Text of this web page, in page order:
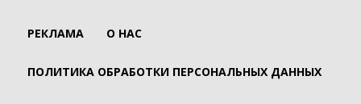
РЕКЛАМА О НАС
ПОЛИТИКА ОБРАБОТКИ ПЕРСОНАЛЬНЫХ ДАННЫХ